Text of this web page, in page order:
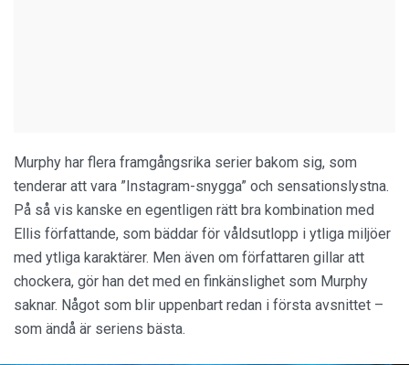
Murphy har flera framgångsrika serier bakom sig, som
tenderar att vara ”Instagram-snygga” och sensationslystna.
På så vis kanske en egentligen rätt bra kombination med
Ellis författande, som bäddar för våldsutlopp i ytliga miljöer
med ytliga karaktärer. Men även om författaren gillar att
chockera, gör han det med en finkänslighet som Murphy
saknar. Något som blir uppenbart redan i första avsnittet –
som ändå är seriens bästa.